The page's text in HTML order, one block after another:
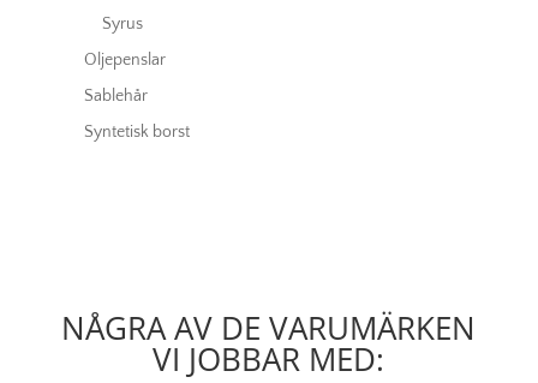
Syrus
Oljepenslar
Sablehår
Syntetisk borst
NÅGRA AV DE VARUMÄRKEN
VI JOBBAR MED: